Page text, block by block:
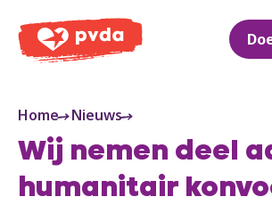
PVDA
Home Nieuws
Wij nemen deel
humanitair